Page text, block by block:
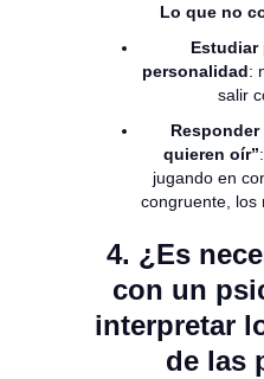
Lo que no
Estudiar
personalidad:
salir
Responder
quieren oír”
jugando en
congruente, los
4. ¿Es
con un
interpretar
de las